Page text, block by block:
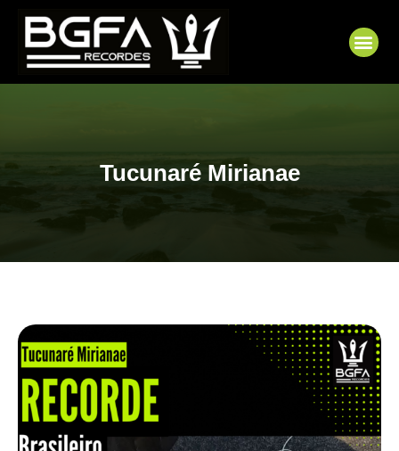
conteúdo
Tucunaré Mirianae